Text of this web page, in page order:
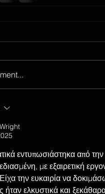
εντυπωσιάστηκα από
με εξαιρετική
την ευκαιρία να
ήταν ελκυστικά και